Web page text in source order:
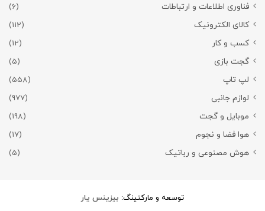
فناوری اطلاعات و ارتباطات
(6)
کالای الکترونیک
(112)
کسب و کار
(12)
گجت بازی
(5)
لپ تاپ
(558)
لوازم جانبی
(977)
موبایل و گجت
(198)
هوا فضا و نجوم
(17)
هوش مصنوعی و رباتیک
(5)
توسعه و مارکتینگ: بیزینس یار